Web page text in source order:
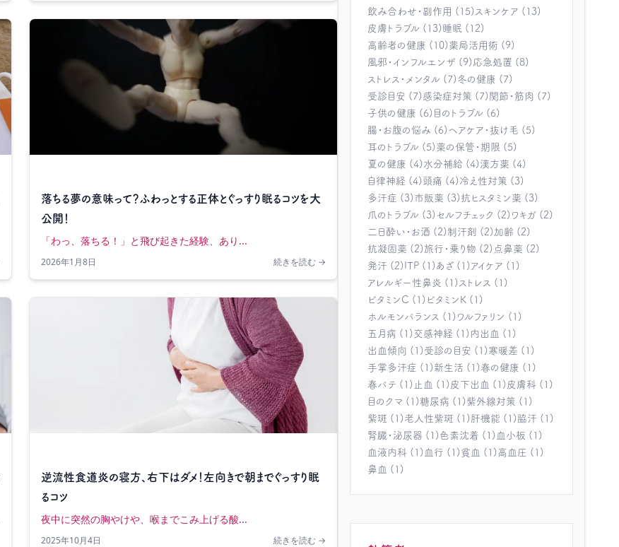
落ちる夢の意味って？ふわっとする正体とぐっすり眠るコツを大
公開！
「わっ、落ちる！」と飛び起きた経験、あり...
2026年1月8日 続きを読む →
逆流性食道炎の寝方、右下はダメ！左向きで朝までぐっすり眠
るコツ
夜中に突然の胸やけや、喉までこみ上げる酸...
2025年10月4日 続きを読む →
飲み合わせ・副作用 (15) スキンケア (13)
皮膚トラブル (13) 睡眠 (12)
高齢者の健康 (10) 薬局活用術 (9)
風邪・インフルエンザ (9) 応急処置 (8)
ストレス・メンタル (7) 冬の健康 (7)
受診目安 (7) 感染症対策 (7) 関節・筋肉 (7)
子供の健康 (6) 目のトラブル (6)
腸・お腹の悩み (6) ヘアケア・抜け毛 (5)
耳のトラブル (5) 薬の保管・期限 (5)
夏の健康 (4) 水分補給 (4) 漢方薬 (4)
自律神経 (4) 頭痛 (4) 冷え性対策 (3)
多汗症 (3) 市販薬 (3) 抗ヒスタミン薬 (3)
爪のトラブル (3) セルフチェック (2) ワキガ (2)
二日酔い・お酒 (2) 制汗剤 (2) 加齢 (2)
抗凝固薬 (2) 旅行・乗り物 (2) 点鼻薬 (2)
発汗 (2) ITP (1) あざ (1) アイケア (1)
アレルギー性鼻炎 (1) ストレス (1)
ビタミンC (1) ビタミンK (1)
ホルモンバランス (1) ワルファリン (1)
五月病 (1) 交感神経 (1) 内出血 (1)
出血傾向 (1) 受診の目安 (1) 寒暖差 (1)
手掌多汗症 (1) 新生活 (1) 春の健康 (1)
春バテ (1) 止血 (1) 皮下出血 (1) 皮膚科 (1)
目のクマ (1)糖尿病 (1) 紫外線対策 (1)
紫斑 (1) 老人性紫斑 (1) 肝機能 (1) 脇汗 (1)
腎臓・泌尿器 (1) 色素沈着 (1) 血小板 (1)
血液内科 (1) 血行 (1) 貧血 (1) 高血圧 (1)
鼻血 (1)